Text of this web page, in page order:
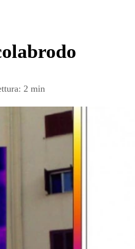
2 min